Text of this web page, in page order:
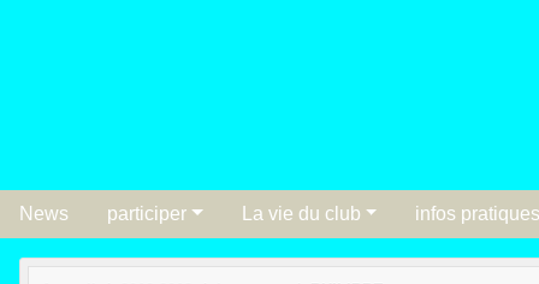
News participer La vie du club infos pratiques